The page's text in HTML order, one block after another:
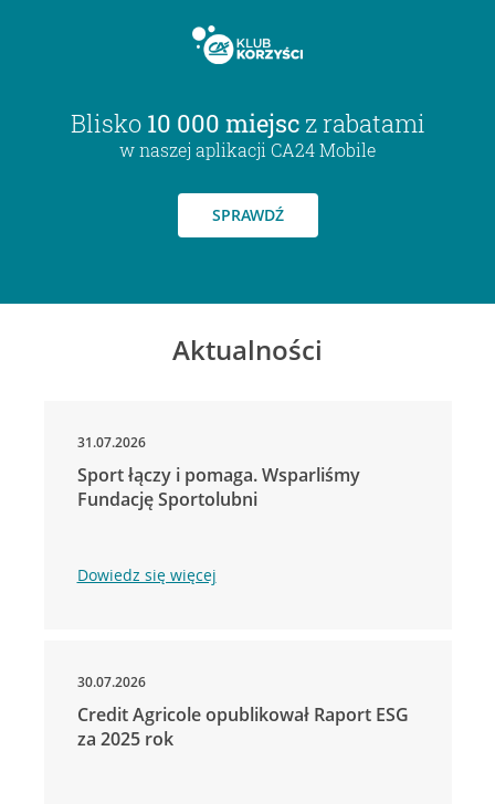
Blisko 10 000 miejsc z rabatami
w naszej aplikacji CA24 Mobile
SPRAWDŹ
Aktualności
31.07.2026
Sport łączy i pomaga. Wsparliśmy
Fundację Sportolubni
Dowiedz się więcej
30.07.2026
Credit Agricole opublikował Raport ESG
za 2025 rok